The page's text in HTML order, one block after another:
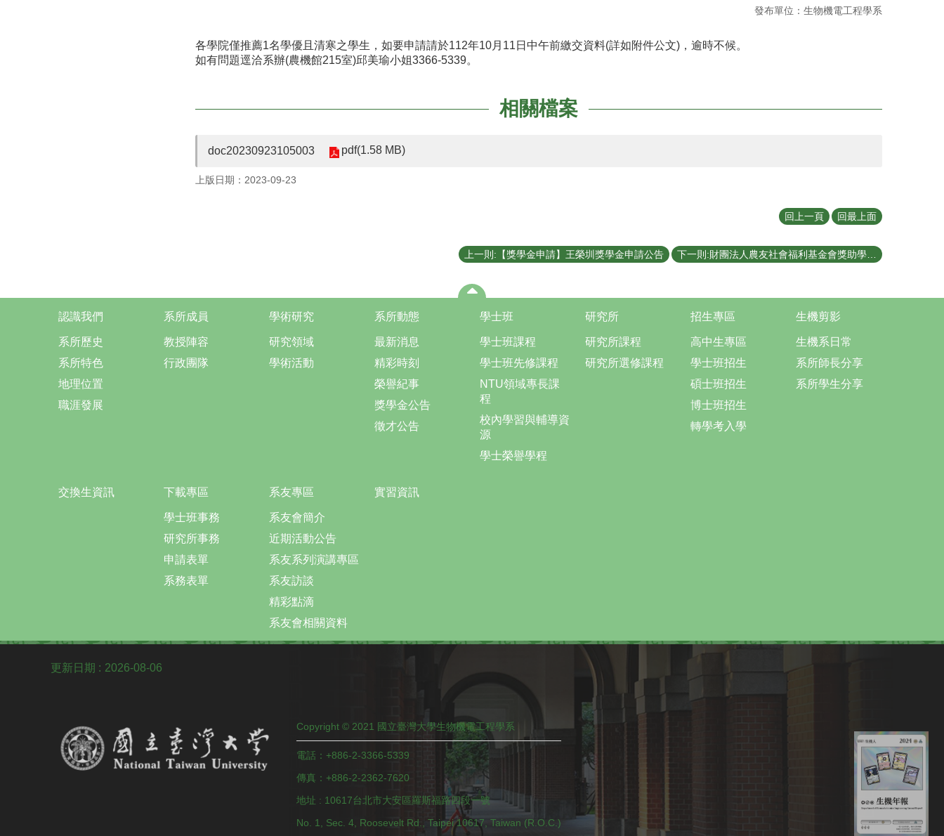
發布單位：生物機電工程學系
各學院僅推薦1名學優且清寒之學生，如要申請請於112年10月11日中午前繳交資料(詳如附件公文)，逾時不候。
如有問題逕洽系辦(農機館215室)邱美瑜小姐3366-5339。
相關檔案
doc20230923105003 pdf(1.58 MB)
上版日期：2023-09-23
回上一頁 回最上面
上一則:【獎學金申請】王榮圳獎學金申請公告
認識我們
系所歷史
系所特色
地理位置
職涯發展
系所成員
教授陣容
行政團隊
學術研究
研究領域
學術活動
系所動態
最新消息
精彩時刻
榮譽紀事
獎學金公告
徵才公告
學士班
學士班課程
學士班先修課程
NTU領域專長課
程
校內學習與輔導資
源
學士榮譽學程
研究所
研究所課程
研究所選修課程
招生專區
高中生專區
學士班招生
碩士班招生
博士班招生
轉學考入學
生機剪影
生機系日常
系所師長分享
系所學生分享
交換生資訊 下載專區
學士班事務
研究所事務
申請表單
系務表單
系友專區
系友會簡介
近期活動公告
系友系列演講專區
系友訪談
精彩點滴
系友會相關資料
實習資訊
更新日期 2026-08-06
Copyright © 2021 國立臺灣大學生物機電工程學系
電話：+886-2-3366-5339
傳真：+886-2-2362-7620
地址 : 10617台北市大安區羅斯福路四段一號
No. 1, Sec. 4, Roosevelt Rd., Taipei 10617, Taiwan (R.O.C.)